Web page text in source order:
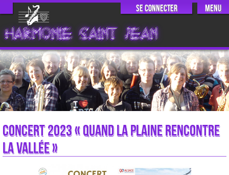
Se connecter Menu
HARMONIE SAINT JEAN
Concert 2023 « Quand la plaine rencontre
la vallée »